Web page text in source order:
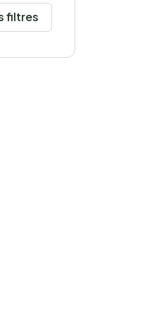
filtres